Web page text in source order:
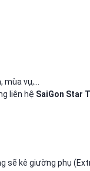
mùa vụ,…
liên hệ SaiGon Star
sẽ kê giường phụ